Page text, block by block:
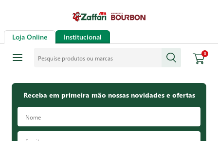
Loja Online Institucional
0
Receba em primeira mão nossas novidades e ofertas